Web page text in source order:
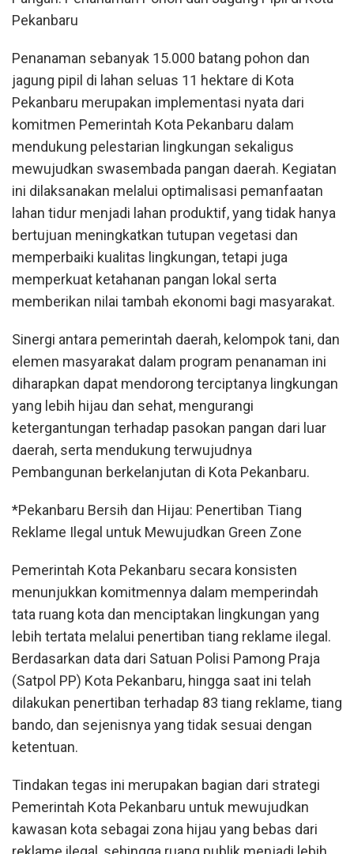
Pekanbaru
Penanaman sebanyak 15.000 batang pohon dan
jagung pipil di lahan seluas 11 hektare di Kota
Pekanbaru merupakan implementasi nyata dari
komitmen Pemerintah Kota Pekanbaru dalam
mendukung pelestarian lingkungan sekaligus
mewujudkan swasembada pangan daerah. Kegiatan
ini dilaksanakan melalui optimalisasi pemanfaatan
lahan tidur menjadi lahan produktif, yang tidak hanya
bertujuan meningkatkan tutupan vegetasi dan
memperbaiki kualitas lingkungan, tetapi juga
memperkuat ketahanan pangan lokal serta
memberikan nilai tambah ekonomi bagi masyarakat.
Sinergi antara pemerintah daerah, kelompok tani, dan
elemen masyarakat dalam program penanaman ini
diharapkan dapat mendorong terciptanya lingkungan
yang lebih hijau dan sehat, mengurangi
ketergantungan terhadap pasokan pangan dari luar
daerah, serta mendukung terwujudnya
Pembangunan berkelanjutan di Kota Pekanbaru.
*Pekanbaru Bersih dan Hijau: Penertiban Tiang
Reklame Ilegal untuk Mewujudkan Green Zone
Pemerintah Kota Pekanbaru secara konsisten
menunjukkan komitmennya dalam memperindah
tata ruang kota dan menciptakan lingkungan yang
lebih tertata melalui penertiban tiang reklame ilegal.
Berdasarkan data dari Satuan Polisi Pamong Praja
(Satpol PP) Kota Pekanbaru, hingga saat ini telah
dilakukan penertiban terhadap 83 tiang reklame, tiang
bando, dan sejenisnya yang tidak sesuai dengan
ketentuan.
Tindakan tegas ini merupakan bagian dari strategi
Pemerintah Kota Pekanbaru untuk mewujudkan
kawasan kota sebagai zona hijau yang bebas dari